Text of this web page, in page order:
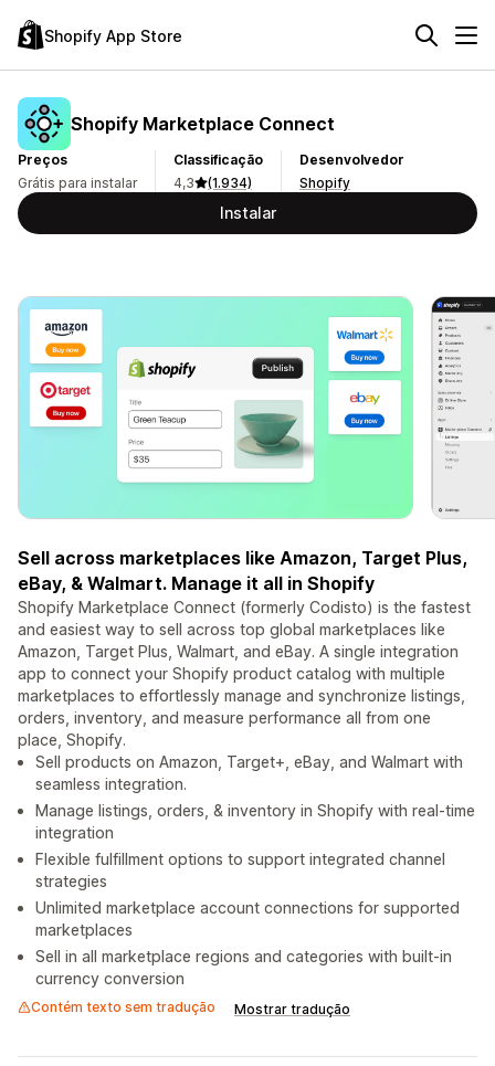
Shopify App Store
Shopify Marketplace Connect
Preços
Grátis para instalar
Classificação
4,3
(1.934)
Desenvolvedor
Shopify
Instalar
Sell across marketplaces like Amazon, Target Plus,
eBay, & Walmart. Manage it all in Shopify
Shopify Marketplace Connect (formerly Codisto) is the fastest
and easiest way to sell across top global marketplaces like
Amazon, Target Plus, Walmart, and eBay. A single integration
app to connect your Shopify product catalog with multiple
marketplaces to effortlessly manage and synchronize listings,
orders, inventory, and measure performance all from one
place, Shopify.
Sell products on Amazon, Target+, eBay, and Walmart with
seamless integration.
Manage listings, orders, & inventory in Shopify with real-time
integration
Flexible fulfillment options to support integrated channel
strategies
Unlimited marketplace account connections for supported
marketplaces
Sell in all marketplace regions and categories with built-in
currency conversion
Contém texto sem tradução Mostrar tradução